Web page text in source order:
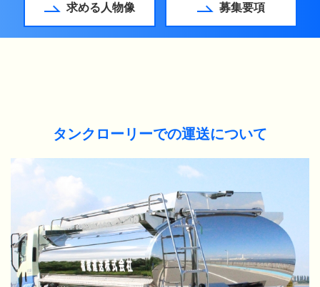
求める人物像 募集要項
タンクローリーでの運送について